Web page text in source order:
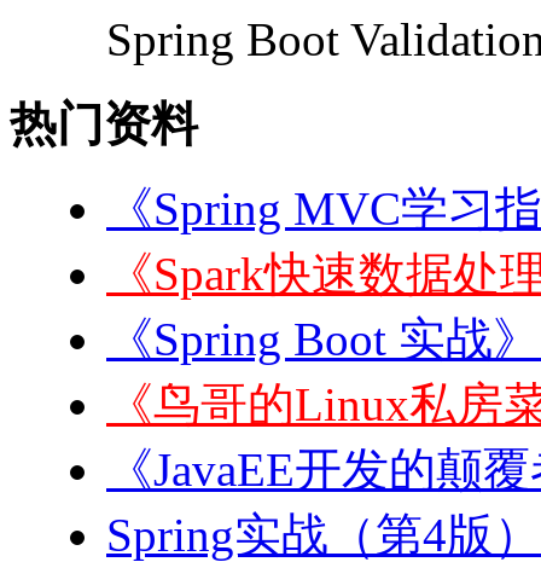
Spring Boot
热门资料
《Spring MVC学习
《Spark快速数据处
《Spring Boot 实战
《鸟哥的Linux私房
《JavaEE开发的颠
Spring实战（第4版